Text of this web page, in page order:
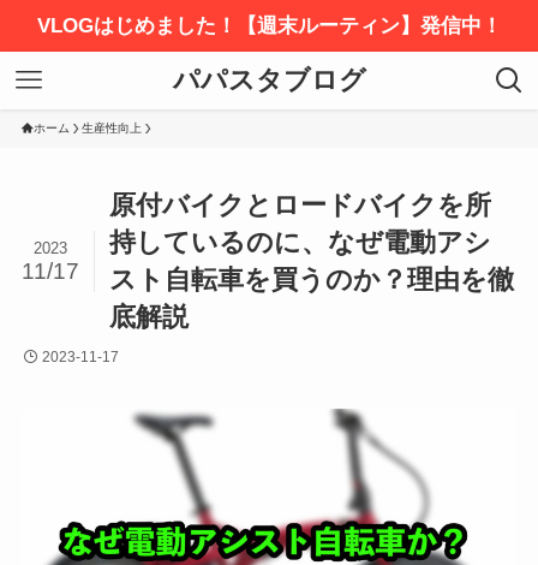
VLOGはじめました！【週末ルーティン】発信中！
パパスタブログ
ホーム 生産性向上
原付バイクとロードバイクを所
持しているのに、なぜ電動アシ
スト自転車を買うのか？理由を徹
底解説
2023
11/17
2023-11-17